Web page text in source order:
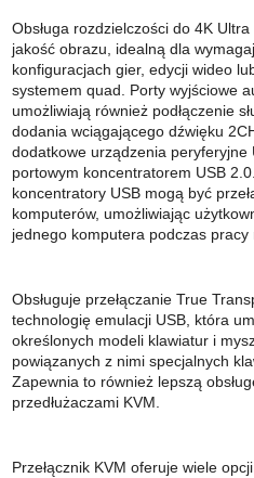
Obsługa rozdzielczości do 4K
jakość obrazu, idealną dla
konfiguracjach gier, edycji wideo
systemem quad. Porty wyjściowe
umożliwiają również podłączenie
dodania wciągającego dźwięku
dodatkowe urządzenia peryferyjne
portowym koncentratorem USB
koncentratory USB mogą być
komputerów, umożliwiając
jednego komputera podczas pracy
Obsługuje przełączanie True
technologię emulacji USB, która
określonych modeli klawiatur i
powiązanych z nimi specjalnych
Zapewnia to również lepszą
przedłużaczami KVM.
Przełącznik KVM oferuje wiele